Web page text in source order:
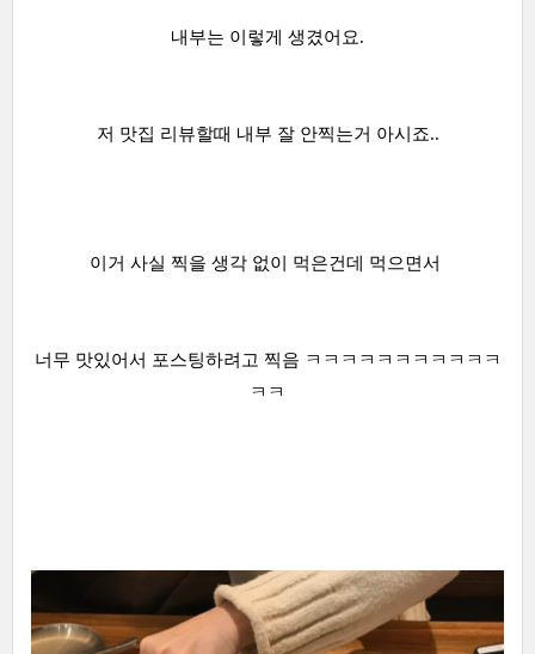
내부는 이렇게 생겼어요.
저 맛집 리뷰할때 내부 잘 안찍는거 아시죠..
이거 사실 찍을 생각 없이 먹은건데 먹으면서
너무 맛있어서 포스팅하려고 찍음 ㅋㅋㅋㅋㅋㅋㅋㅋㅋㅋㅋ
ㅋㅋ